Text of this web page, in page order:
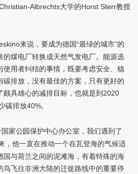
Albrechts大学的Horst Sterr教授
来说，要成为德国“最绿的城市”的
煤电厂转换成天然气发电厂。能源选
用者纠结的事情，既要考虑安全、稳
排放，没有最佳的方案，只有更好的
具雄心的减排目标，也就是到2020
碳排放40%。
家公园保护中心办公室，我们遇到了
，他一直在推动一个在瓦登海的气候适
国与荷兰之间的泥滩海，有着特殊的海
飞往非洲大陆的迁徙路线中的重要停